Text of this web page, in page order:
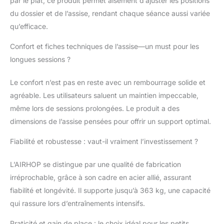
amateurs de développé
polyvalente. 💪
[Confort ergonomique
une partie supérieure
étroite (38 cm) pour
une liberté optimale
exercices inclinés, et
un soutien lombaire
colonne vertébrale. Le
rembourrage haute
densité et la housse
respirante, montés sur
carbone robuste,
du dossier et de l’assise, rendant chaque séance aussi variée
qu’efficace.
Confort et fiches techniques de l’assise—un must pour les
longues sessions ?
Le confort n’est pas en reste avec un rembourrage solide et
agréable. Les utilisateurs saluent un maintien impeccable,
même lors de sessions prolongées. Le produit a des
dimensions de l’assise pensées pour offrir un support optimal.
Fiabilité et robustesse : vaut-il vraiment l’investissement ?
L’AIRHOP se distingue par une qualité de fabrication
irréprochable, grâce à son cadre en acier allié, assurant
fiabilité et longévité. Il supporte jusqu’à 363 kg, une capacité
qui rassure lors d’entraînements intensifs.